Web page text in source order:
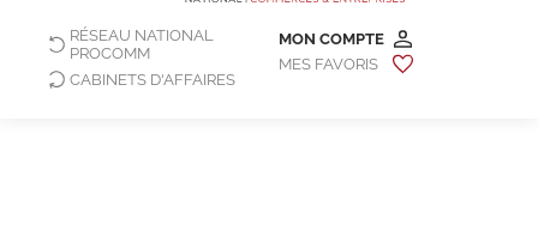
MON COMPTE
MES FAVORIS
RÉSEAU NATIONAL
PROCOMM
CABINETS D'AFFAIRES